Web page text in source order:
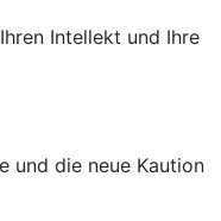
Intellekt und Ihre
und die neue Kaution